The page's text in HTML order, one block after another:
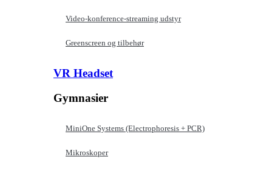
Video-konference-streaming udstyr
Greenscreen og tilbehør
VR Headset
Gymnasier
MiniOne Systems (Electrophoresis + PCR)
Mikroskoper